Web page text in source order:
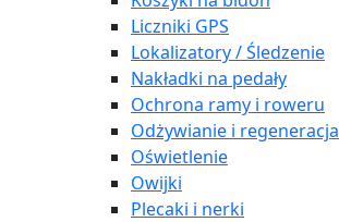
Liczniki GPS
Lokalizatory / Śledzenie
Nakładki na pedały
Ochrona ramy i roweru
Odżywianie i regeneracja
Oświetlenie
Owijki
Plecaki i nerki